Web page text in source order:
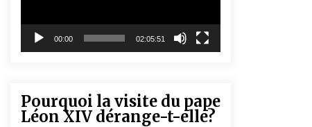
00:00 02:05:51
Pourquoi la visite du pape
Léon XIV dérange-t-elle?